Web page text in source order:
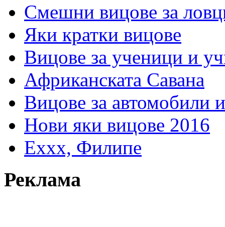
Смешни вицове за
Яки кратки вицове
Вицове за ученици и
Африканската Савана
Вицове за автомобили
Нови яки вицове 2016
Еххх, Филипе
Реклама